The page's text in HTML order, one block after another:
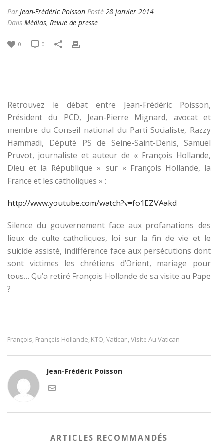
Par Jean-Frédéric Poisson Posté 28 janvier 2014
Dans Médias, Revue de presse
0 0
Retrouvez le débat entre Jean-Frédéric Poisson,
Président du PCD, Jean-Pierre Mignard, avocat et
membre du Conseil national du Parti Socialiste, Razzy
Hammadi, Député PS de Seine-Saint-Denis, Samuel
Pruvot, journaliste et auteur de « François Hollande,
Dieu et la République » sur « François Hollande, la
France et les catholiques » :
http://www.youtube.com/watch?v=fo1EZVAakd
Silence du gouvernement face aux profanations des
lieux de culte catholiques, loi sur la fin de vie et le
suicide assisté, indifférence face aux persécutions dont
sont victimes les chrétiens d’Orient, mariage pour
tous… Qu’a retiré François Hollande de sa visite au Pape
?
François, François Hollande, KTO, Vatican, Visite Au Vatican
Jean-Frédéric Poisson
ARTICLES RECOMMANDÉS